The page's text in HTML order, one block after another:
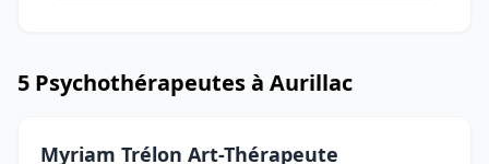
5 Psychothérapeutes à Aurillac
Myriam Trélon Art-Thérapeute